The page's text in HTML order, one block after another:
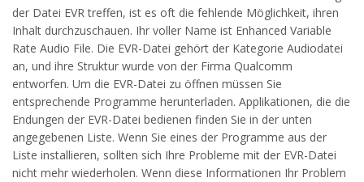
der Datei EVR treffen, ist es oft die fehlende Möglichkeit, ihren
Inhalt durchzuschauen. Ihr voller Name ist Enhanced Variable
Rate Audio File. Die EVR-Datei gehört der Kategorie Audiodatei
an, und ihre Struktur wurde von der Firma Qualcomm
entworfen. Um die EVR-Datei zu öffnen müssen Sie
entsprechende Programme herunterladen. Applikationen, die die
Endungen der EVR-Datei bedienen finden Sie in der unten
angegebenen Liste. Wenn Sie eines der Programme aus der
Liste installieren, sollten sich Ihre Probleme mit der EVR-Datei
nicht mehr wiederholen. Wenn diese Informationen Ihr Problem